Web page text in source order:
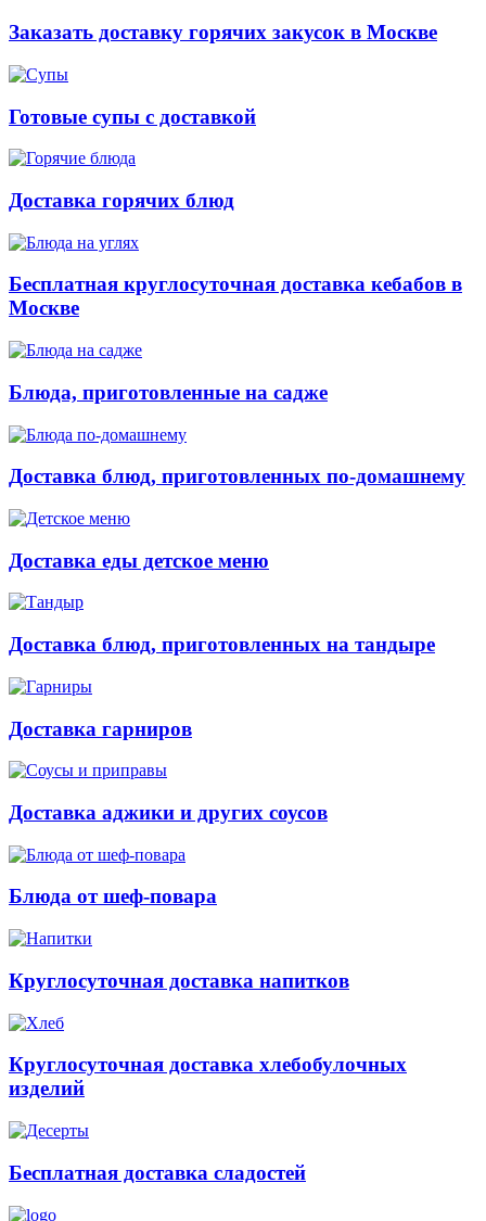
Заказать доставку горячих закусок в Москве
Готовые супы с доставкой
Доставка горячих блюд
Бесплатная круглосуточная доставка кебабов в
Москве
Блюда, приготовленные на садже
Доставка блюд, приготовленных по-домашнему
Доставка еды детское меню
Доставка блюд, приготовленных на тандыре
Доставка гарниров
Доставка аджики и других соусов
Блюда от шеф-повара
Круглосуточная доставка напитков
Круглосуточная доставка хлебобулочных
изделий
Бесплатная доставка сладостей